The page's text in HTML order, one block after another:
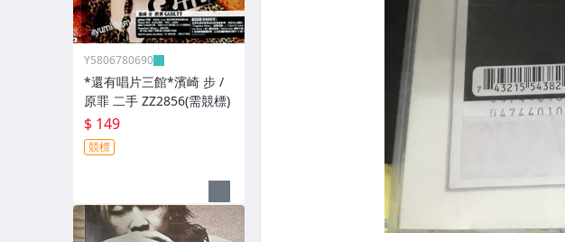
Y5806780690
*還有唱片三館*濱崎 步 /
原罪 二手 ZZ2856(需競標)
$ 149
競標